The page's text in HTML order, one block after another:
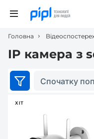
Головна
IP камера з
Спочатку
ХІТ